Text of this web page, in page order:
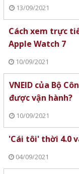
13/09/2021
Cách xem trực
Apple Watch 7
10/09/2021
VNEID của Bộ
được vận hành?
10/09/2021
'Cái tôi' thời 4.0
04/09/2021